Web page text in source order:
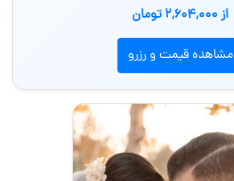
از 2٬604٬000 تومان
مشاهده قیمت و رزرو